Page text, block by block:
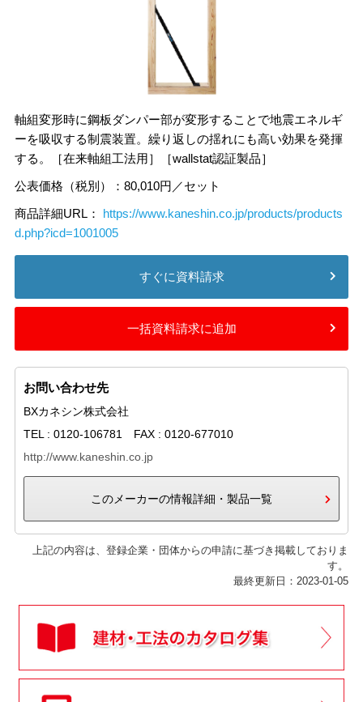
軸組変形時に鋼板ダンパー部が変形することで地震エネルギ
ーを吸収する制震装置。繰り返しの揺れにも高い効果を発揮
する。［在来軸組工法用］［wallstat認証製品］
公表価格（税別）：80,010円／セット
商品詳細URL： https://www.kaneshin.co.jp/products/products
d.php?icd=1001005
すぐに資料請求
一括資料請求に追加
お問い合わせ先
BXカネシン株式会社
TEL : 0120-106781 FAX : 0120-677010
http://www.kaneshin.co.jp
このメーカーの情報詳細・製品一覧
上記の内容は、登録企業・団体からの申請に基づき掲載しておりま
す。
最終更新日：2023-01-05